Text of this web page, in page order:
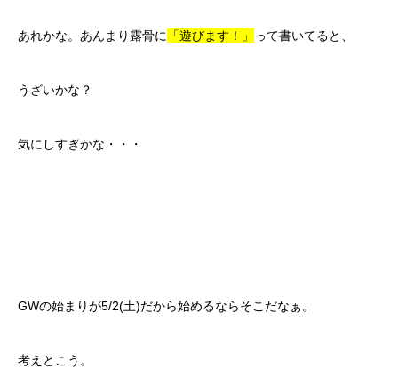
あれかな。あんまり露骨に 「遊びます！」 って書いてると、
うざいかな？
気にしすぎかな・・・
GWの始まりが5/2(土)だから始めるならそこだなぁ。
考えとこう。